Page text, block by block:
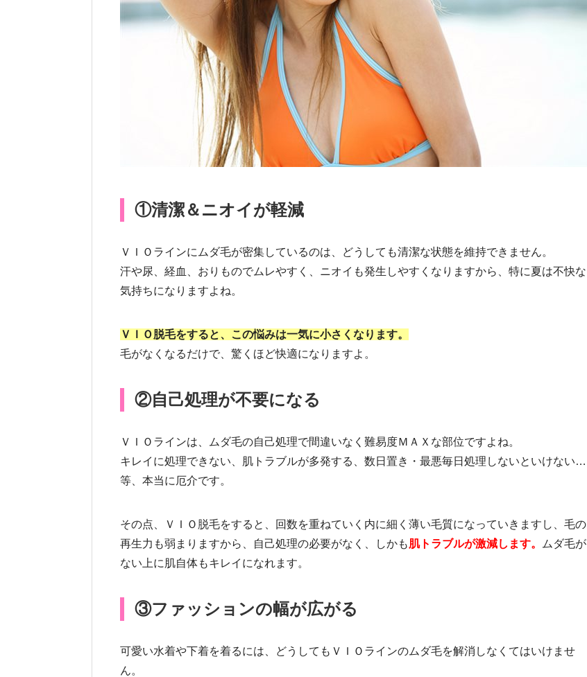
①清潔＆ニオイが軽減
ＶＩＯラインにムダ毛が密集しているのは、どうしても清潔な状態を維持できません。
汗や尿、経血、おりものでムレやすく、ニオイも発生しやすくなりますから、特に夏は不快な
気持ちになりますよね。
ＶＩＯ脱毛をすると、この悩みは一気に小さくなります。
毛がなくなるだけで、驚くほど快適になりますよ。
②自己処理が不要になる
ＶＩＯラインは、ムダ毛の自己処理で間違いなく難易度ＭＡＸな部位ですよね。
キレイに処理できない、肌トラブルが多発する、数日置き・最悪毎日処理しないといけない…
等、本当に厄介です。
その点、ＶＩＯ脱毛をすると、回数を重ねていく内に細く薄い毛質になっていきますし、毛の
再生力も弱まりますから、自己処理の必要がなく、しかも肌トラブルが激減します。
ムダ毛が
ない上に肌自体もキレイになれます。
③ファッションの幅が広がる
可愛い水着や下着を着るには、どうしてもＶＩＯラインのムダ毛を解消しなくてはいけませ
ん。